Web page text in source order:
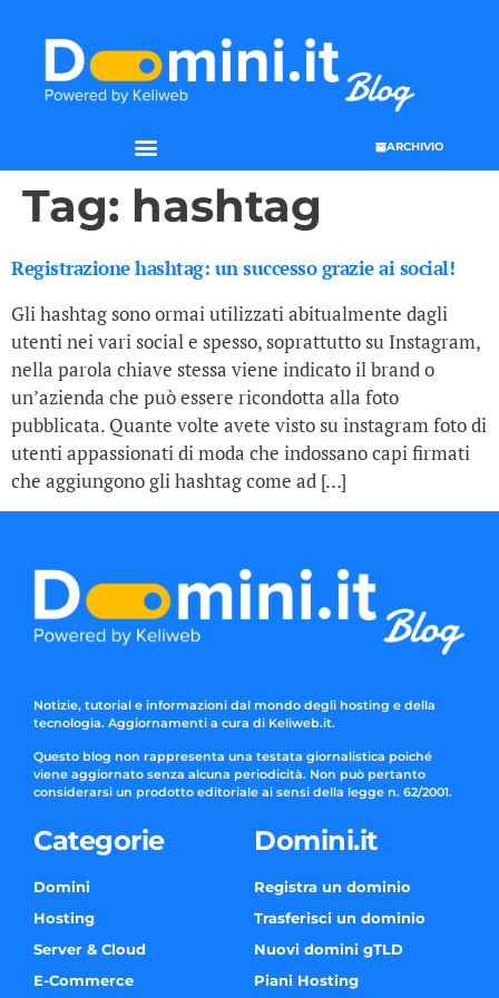
ARCHIVIO
Tag: hashtag
Registrazione hashtag: un successo grazie ai social!
Gli hashtag sono ormai utilizzati abitualmente dagli
utenti nei vari social e spesso, soprattutto su Instagram,
nella parola chiave stessa viene indicato il brand o
un’azienda che può essere ricondotta alla foto
pubblicata. Quante volte avete visto su instagram foto di
utenti appassionati di moda che indossano capi firmati
che aggiungono gli hashtag come ad […]
Notizie, tutorial e informazioni dal mondo degli hosting e della
tecnologia. Aggiornamenti a cura di Keliweb.it.
Questo blog non rappresenta una testata giornalistica poiché
viene aggiornato senza alcuna periodicità. Non può pertanto
considerarsi un prodotto editoriale ai sensi della legge n. 62/2001.
Categorie
Domini
Hosting
Server & Cloud
E-Commerce
Domini.it
Registra un dominio
Trasferisci un dominio
Nuovi domini gTLD
Piani Hosting